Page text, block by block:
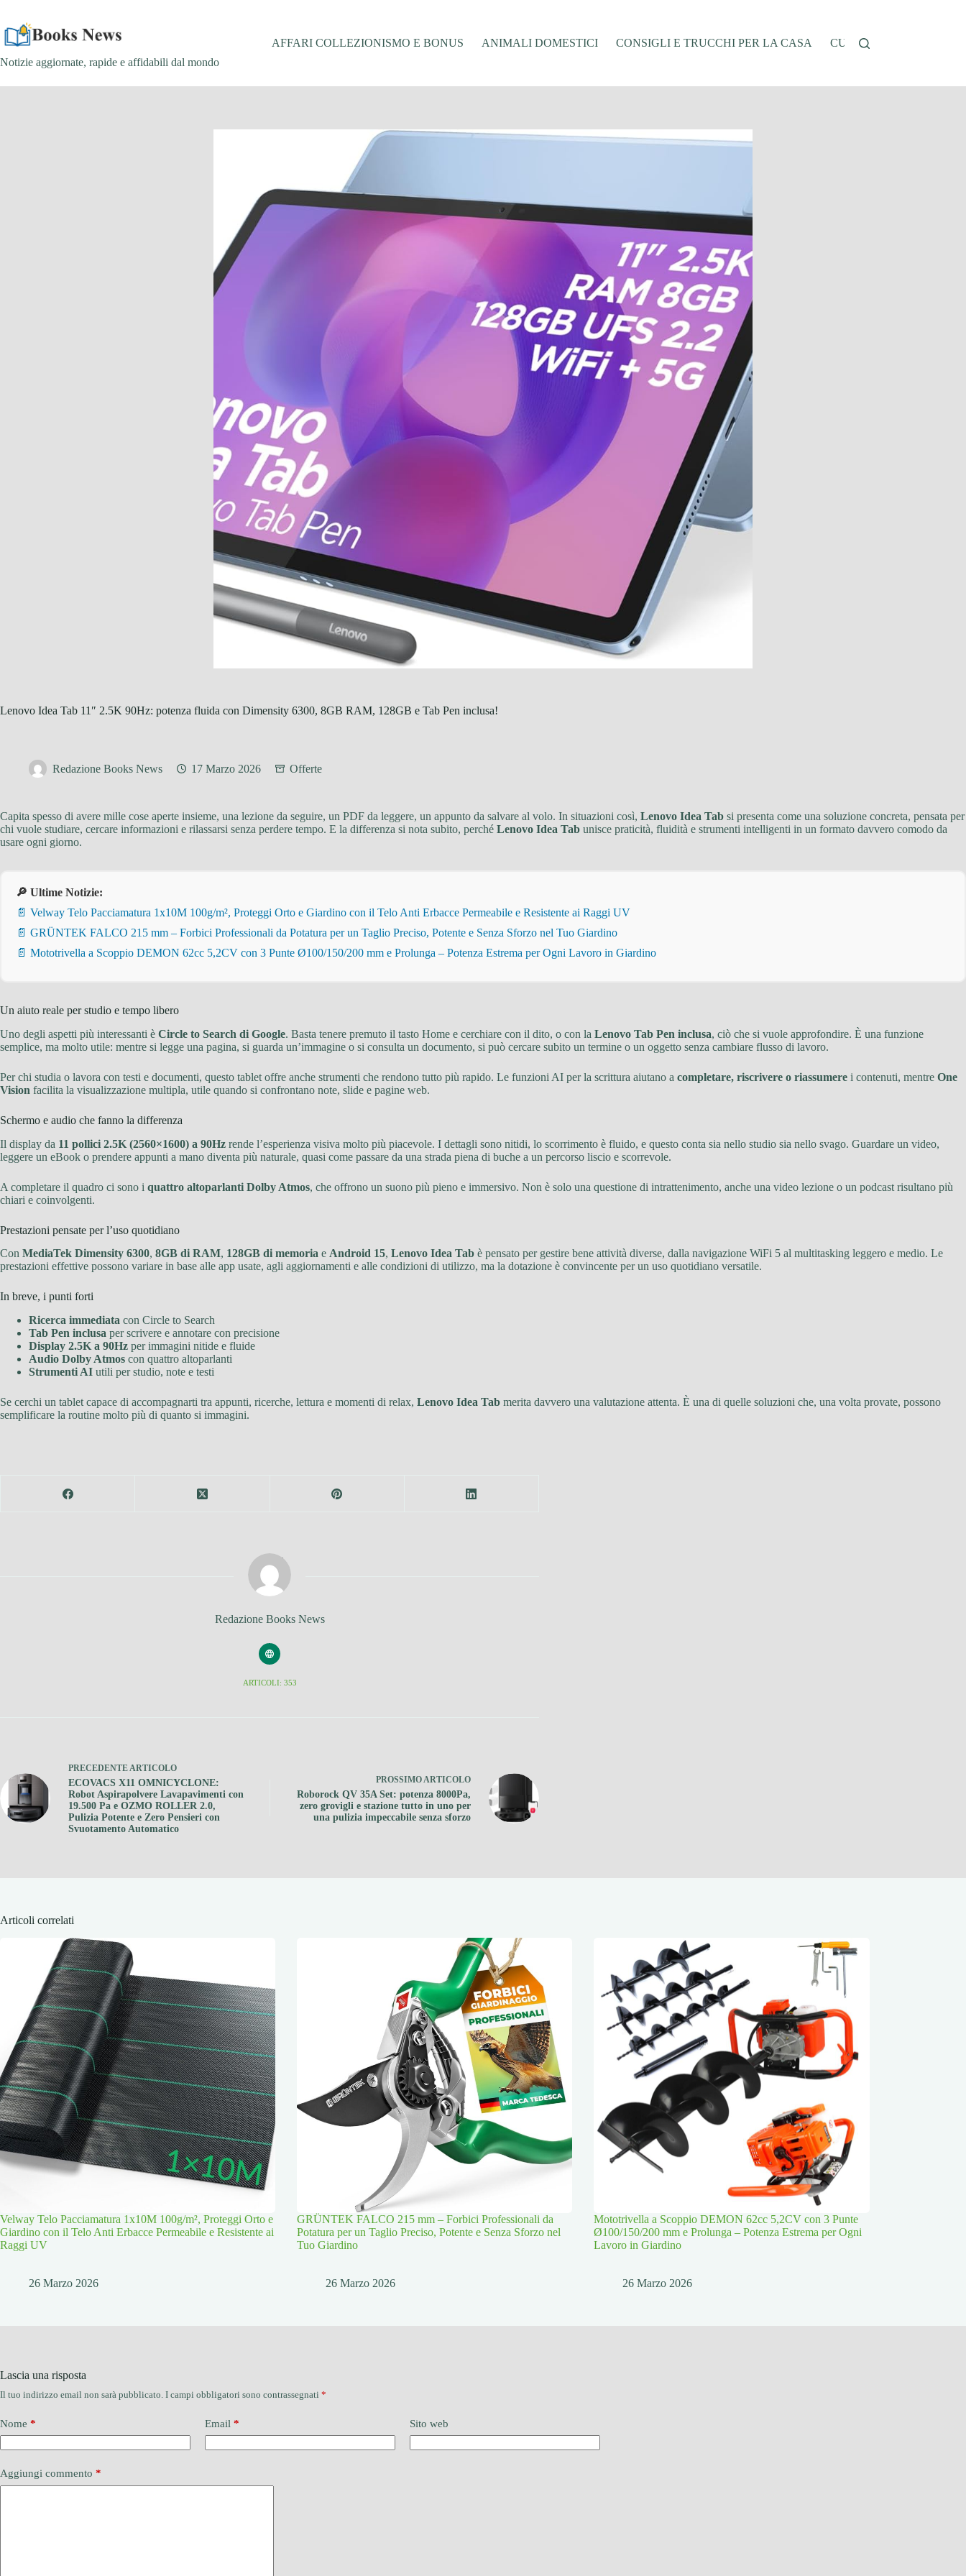
contenuto
Notizie aggiornate, rapide e affidabili dal mondo
AFFARI COLLEZIONISMO E BONUS ANIMALI DOMESTICI CONSIGLI E TRUCCHI PER LA CASA CUCINA E RICETTE
Lenovo Idea Tab 11″ 2.5K 90Hz: potenza fluida con Dimensity 6300, 8GB RAM, 128GB e Tab Pen inclusa!
Redazione Books News 17 Marzo 2026 Offerte
Capita spesso di avere mille cose aperte insieme, una lezione da seguire, un PDF da leggere, un appunto da salvare al volo. In situazioni così, Lenovo Idea Tab si presenta come una soluzione concreta, pensata per
chi vuole studiare, cercare informazioni e rilassarsi senza perdere tempo. E la differenza si nota subito, perché Lenovo Idea Tab unisce praticità, fluidità e strumenti intelligenti in un formato davvero comodo da
usare ogni giorno.
🔎 Ultime Notizie:
📄 Velway Telo Pacciamatura 1x10M 100g/m², Proteggi Orto e Giardino con il Telo Anti Erbacce Permeabile e Resistente ai Raggi UV
📄 GRÜNTEK FALCO 215 mm – Forbici Professionali da Potatura per un Taglio Preciso, Potente e Senza Sforzo nel Tuo Giardino
📄 Mototrivella a Scoppio DEMON 62cc 5,2CV con 3 Punte Ø100/150/200 mm e Prolunga – Potenza Estrema per Ogni Lavoro in Giardino
Un aiuto reale per studio e tempo libero
Uno degli aspetti più interessanti è Circle to Search di Google. Basta tenere premuto il tasto Home e cerchiare con il dito, o con la Lenovo Tab Pen inclusa, ciò che si vuole approfondire. È una funzione
semplice, ma molto utile: mentre si legge una pagina, si guarda un’immagine o si consulta un documento, si può cercare subito un termine o un oggetto senza cambiare flusso di lavoro.
Per chi studia o lavora con testi e documenti, questo tablet offre anche strumenti che rendono tutto più rapido. Le funzioni AI per la scrittura aiutano a completare, riscrivere o riassumere i contenuti, mentre One
Vision facilita la visualizzazione multipla, utile quando si confrontano note, slide e pagine web.
Schermo e audio che fanno la differenza
Il display da 11 pollici 2.5K (2560×1600) a 90Hz rende l’esperienza visiva molto più piacevole. I dettagli sono nitidi, lo scorrimento è fluido, e questo conta sia nello studio sia nello svago. Guardare un video,
leggere un eBook o prendere appunti a mano diventa più naturale, quasi come passare da una strada piena di buche a un percorso liscio e scorrevole.
A completare il quadro ci sono i quattro altoparlanti Dolby Atmos, che offrono un suono più pieno e immersivo. Non è solo una questione di intrattenimento, anche una video lezione o un podcast risultano più
chiari e coinvolgenti.
Prestazioni pensate per l’uso quotidiano
Con MediaTek Dimensity 6300, 8GB di RAM, 128GB di memoria e Android 15, Lenovo Idea Tab è pensato per gestire bene attività diverse, dalla navigazione WiFi 5 al multitasking leggero e medio. Le
prestazioni effettive possono variare in base alle app usate, agli aggiornamenti e alle condizioni di utilizzo, ma la dotazione è convincente per un uso quotidiano versatile.
In breve, i punti forti
Ricerca immediata con Circle to Search
Tab Pen inclusa per scrivere e annotare con precisione
Display 2.5K a 90Hz per immagini nitide e fluide
Audio Dolby Atmos con quattro altoparlanti
Strumenti AI utili per studio, note e testi
Se cerchi un tablet capace di accompagnarti tra appunti, ricerche, lettura e momenti di relax, Lenovo Idea Tab merita davvero una valutazione attenta. È una di quelle soluzioni che, una volta provate, possono
semplificare la routine molto più di quanto si immagini.
Redazione Books News
ARTICOLI: 353
PRECEDENTEARTICOLO
ECOVACS X11 OMNICYCLONE:
Robot Aspirapolvere Lavapavimenti con
19.500 Pa e OZMO ROLLER 2.0,
Pulizia Potente e Zero Pensieri con
Svuotamento Automatico
PROSSIMOARTICOLO
Roborock QV 35A Set: potenza 8000Pa,
zero grovigli e stazione tutto in uno per
una pulizia impeccabile senza sforzo
Articoli correlati
Velway Telo Pacciamatura 1x10M 100g/m², Proteggi Orto e
Giardino con il Telo Anti Erbacce Permeabile e Resistente ai
Raggi UV
26 Marzo 2026
GRÜNTEK FALCO 215 mm – Forbici Professionali da
Potatura per un Taglio Preciso, Potente e Senza Sforzo nel
Tuo Giardino
26 Marzo 2026
Mototrivella a Scoppio DEMON 62cc 5,2CV con 3 Punte
Ø100/150/200 mm e Prolunga – Potenza Estrema per Ogni
Lavoro in Giardino
26 Marzo 2026
Lascia una risposta
Il tuo indirizzo email non sarà pubblicato. I campi obbligatori sono contrassegnati *
Nome * Email * Sito web
Aggiungi commento *